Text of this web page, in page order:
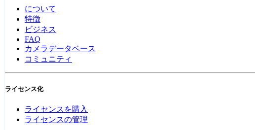
について
特徴
ビジネス
FAQ
カメラデータベース
コミュニティ
ライセンス化
ライセンスを購入
ライセンスの管理